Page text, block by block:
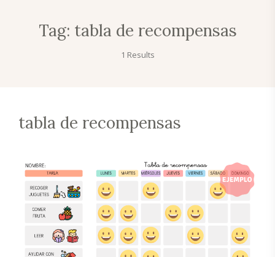
Tag: tabla de recompensas
1 Results
tabla de recompensas